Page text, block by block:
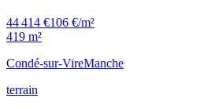
44 414 €106 €/m²
419 m²
Condé-sur-VireManche
terrain